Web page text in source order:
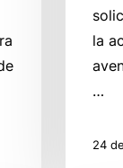
la
…
24